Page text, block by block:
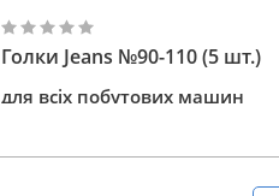
Голки Jeans №90-110 (5 шт.)
для всіх побутових машин